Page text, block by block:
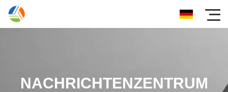
NACHRICHTENZENTRUM